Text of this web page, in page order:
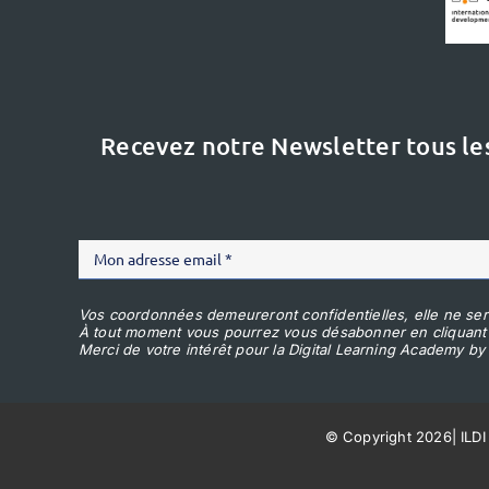
Recevez notre Newsletter tous
Vos coordonnées demeureront confidentielles, elle ne
À tout moment vous pourrez vous désabonner en
Merci de votre intérêt pour la Digital Learning Academy by
© Copyright 2026| ILDI